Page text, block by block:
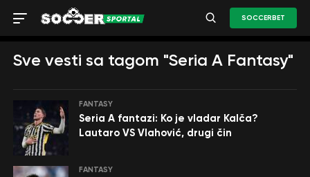
SOCCERBET
Sve vesti sa tagom "Seria A Fantasy"
FANTASY
Seria A fantazi: Ko je vladar Kalča?
Lautaro VS Vlahović, drugi čin
FANTASY